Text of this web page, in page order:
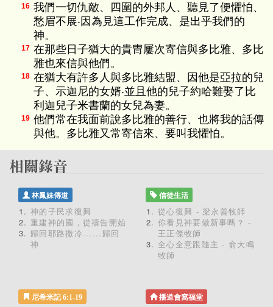
16 我們一切仇敵、四圍的外邦人、聽見了便懼怕、
愁眉不展‧因為見這工作完成、是出乎我們的
神。
17 在那些日子猶大的貴冑屢次寄信與多比雅、多比
雅也來信與他們。
18 在猶大有許多人與多比雅結盟、因他是亞拉的兒
子、示迦尼的女婿‧並且他的兒子約哈難娶了比
利迦兒子米書蘭的女兒為妻。
19 他們常在我面前說多比雅的善行、也將我的話傳
與他。多比雅又常寄信來、要叫我懼怕。
林鳳妹傳道
神的子民求復興
重建神的國，從禱告開始
歸回耶路撒冷......歸回
神
信徒生活
從心復興 - 梁永善牧師
你看見神要做新事嗎？ -
王正傑牧師
全心全意跟隨主 - 俞大鳴
牧師
尼希米記 6:1-19 播道會窩福堂